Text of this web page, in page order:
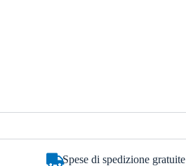
Spese di spedizione gratuite